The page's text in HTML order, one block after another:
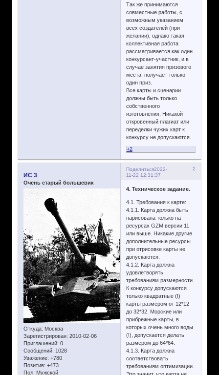
Так же принимаются
совместные работы, с
возможным указанием
всех создателей (при
желании), однако такая
коллективная работа
рассматривается как один
конкурсант-участник, и в
случае занятия призового
места, получает только
один приз.
Все карты и сценарии
должны быть только
собственного
изготовления. Никакой
откровенный плагиат или
переделки чужих карт к
конкурсу не допускаются.
+2
Поделиться 2
2022-
11-22 12:31:37
ИС 3
Очень старый большевик
Откуда: Москва
Зарегистрирован: 2010-02-06
Приглашений: 0
Сообщений: 1028
Уважение: +780
Позитив: +473
Пол: Мужской
4. Техническое задание.
4.1. Требования к карте:
4.1.1. Карта должна быть
нарисована только на
ресурсах GZM версии 11
или выше. Никакие другие
дополнительные ресурсы
при отрисовке карты не
допускаются.
4.1.2. Карта должна
удовлетворять
требованиям размерности.
К конкурсу допускаются
только квадратные (!)
карты размером от 12*12
до 32*32. Морские или
прибрежные карты, в
которых очень много воды
(!), допускается делать
размером до 64*64.
4.1.3. Карта должна
соответствовать
требованиям оптимизации.